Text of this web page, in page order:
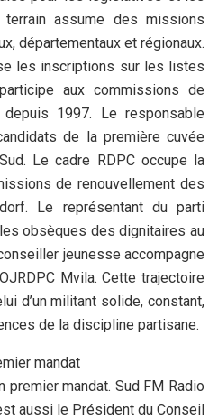
terrain assume des missions
départementaux et régionaux.
les inscriptions sur les listes
aux commissions de
1997. Le responsable
de la première cuvée
Le cadre RDPC occupe la
de renouvellement des
Le représentant du parti
obsèques des dignitaires au
jeunesse accompagne
Mvila. Cette trajectoire
d’un militant solide, constant,
de la discipline partisane.
mandat
premier mandat. Sud FM Radio
aussi le Président du Conseil